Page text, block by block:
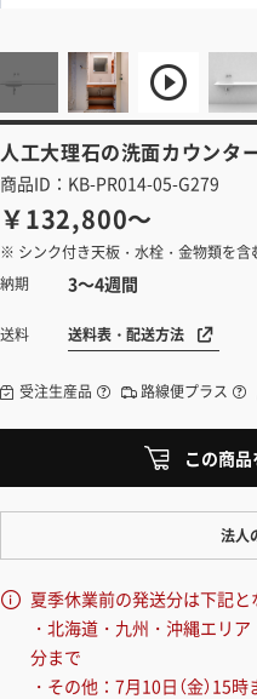
人工大理石の洗面カウンタ
商品ID：KB-PR014-05-G279
￥132,800～
※ シンク付き天板・水栓・金物類を含
納期
3～4週間
送料 送料表・配送方法
受注生産品 路線便プラス
この商
法人
ワンプライス販売
法人・個人様いずれも全て一律
事業主様には「請求書払い」も対
夏季休業前の発送分は下記と
・北海道・九州・沖縄エリ
分まで
・その他：7月10日（金）15